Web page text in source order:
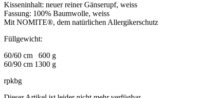
Kisseninhalt: neuer reiner Gänserupf, weiss
Fassung: 100% Baumwolle, weiss
Mit NOMITE®, dem natürlichen Allergikerschutz
Füllgewicht:
60/60 cm 600 g
60/90 cm 1300 g
rpkbg